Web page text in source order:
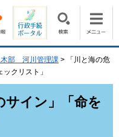
部 河川管理課 >
「川と海の危
クリスト」
サイン」「命を